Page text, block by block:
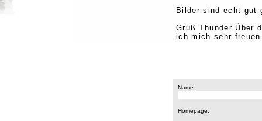
Bilder sind echt gut
Gruß Thunder Über
ich mich sehr
Name:
Homepage: